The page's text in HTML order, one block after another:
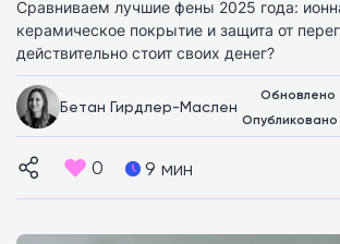
Сравниваем лучшие фены 2025 года:
керамическое покрытие и защита от
действительно стоит своих денег?
Бетан Гирдлер-Маслен
Обновлено
Опубликовано
0 9 мин